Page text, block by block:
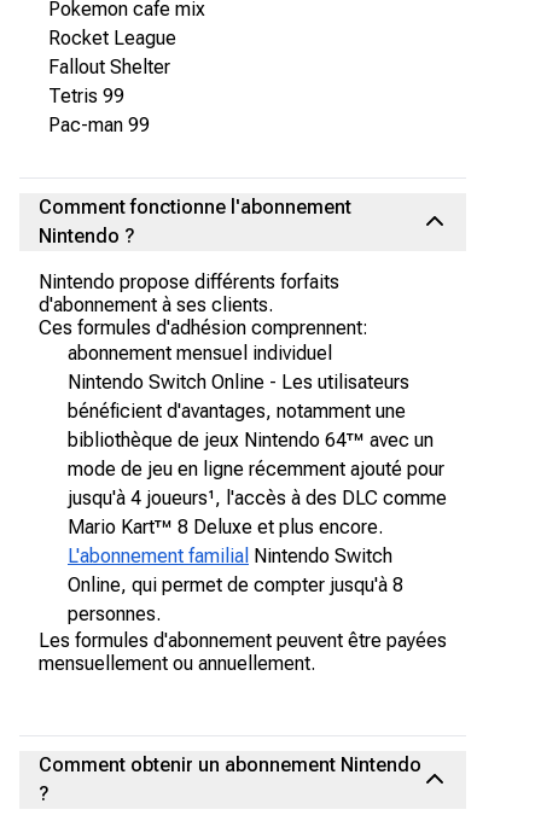
Pokemon cafe mix
Rocket League
Fallout Shelter
Tetris 99
Pac-man 99
Comment fonctionne l'abonnement
Nintendo ?
Nintendo propose différents forfaits
d'abonnement à ses clients.
Ces formules d'adhésion comprennent:
abonnement mensuel individuel
Nintendo Switch Online - Les utilisateurs
bénéficient d'avantages, notamment une
bibliothèque de jeux Nintendo 64™ avec un
mode de jeu en ligne récemment ajouté pour
jusqu'à 4 joueurs¹, l'accès à des DLC comme
Mario Kart™ 8 Deluxe et plus encore.
L'abonnement familial Nintendo Switch
Online, qui permet de compter jusqu'à 8
personnes.
Les formules d'abonnement peuvent être payées
mensuellement ou annuellement.
Comment obtenir un abonnement Nintendo
?